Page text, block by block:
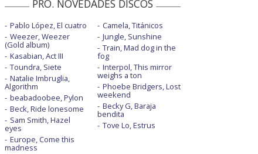
PRO. NOVEDADES DISCOS
Pablo López, El cuatro
Weezer, Weezer
(Gold album)
Kasabian, Act III
Toundra, Siete
Natalie Imbruglia,
Algorithm
beabadoobee, Pylon
Beck, Ride lonesome
Sam Smith, Hazel
eyes
Europe, Come this
madness
Camela, Titánicos
Jungle, Sunshine
Train, Mad dog in the
fog
Interpol, This mirror
weighs a ton
Phoebe Bridgers, Lost
weekend
Becky G, Baraja
bendita
Tove Lo, Estrus